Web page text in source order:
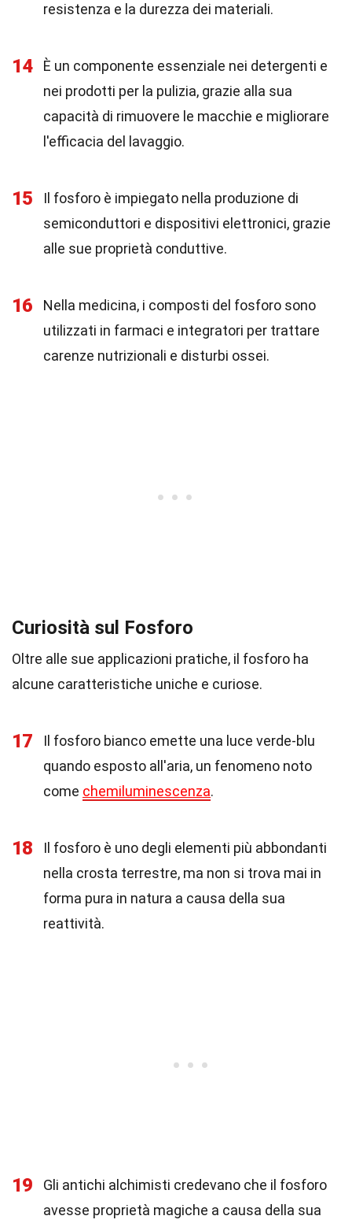
resistenza e la durezza dei materiali.
14
È un componente essenziale nei detergenti e
nei prodotti per la pulizia, grazie alla sua
capacità di rimuovere le macchie e migliorare
l'efficacia del lavaggio.
15
Il fosforo è impiegato nella produzione di
semiconduttori e dispositivi elettronici, grazie
alle sue proprietà conduttive.
16
Nella medicina, i composti del fosforo sono
utilizzati in farmaci e integratori per trattare
carenze nutrizionali e disturbi ossei.
Curiosità sul Fosforo
Oltre alle sue applicazioni pratiche, il fosforo ha
alcune caratteristiche uniche e curiose.
17
Il fosforo bianco emette una luce verde-blu
quando esposto all'aria, un fenomeno noto
come chemiluminescenza.
18
Il fosforo è uno degli elementi più abbondanti
nella crosta terrestre, ma non si trova mai in
forma pura in natura a causa della sua
reattività.
19
Gli antichi alchimisti credevano che il fosforo
avesse proprietà magiche a causa della sua